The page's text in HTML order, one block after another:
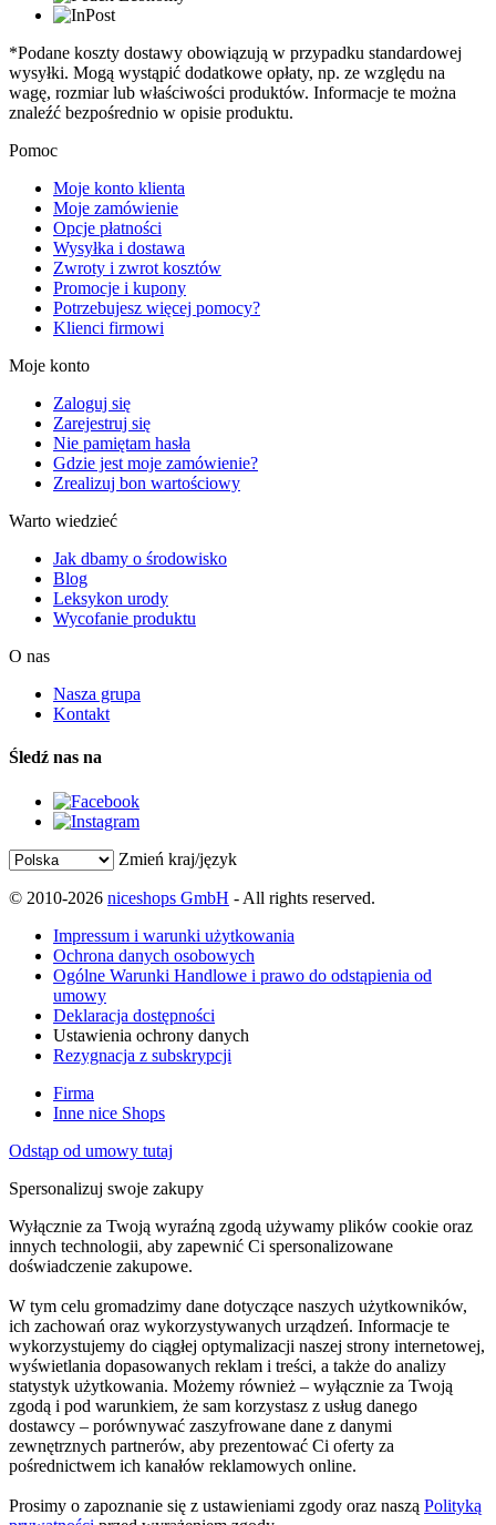
*Podane koszty dostawy obowiązują w przypadku standardowej
wysyłki. Mogą wystąpić dodatkowe opłaty, np. ze względu na
wagę, rozmiar lub właściwości produktów. Informacje te można
znaleźć bezpośrednio w opisie produktu.
Pomoc
Moje konto klienta
Moje zamówienie
Opcje płatności
Wysyłka i dostawa
Zwroty i zwrot kosztów
Promocje i kupony
Potrzebujesz więcej pomocy?
Klienci firmowi
Moje konto
Zaloguj się
Zarejestruj się
Nie pamiętam hasła
Gdzie jest moje zamówienie?
Zrealizuj bon wartościowy
Warto wiedzieć
Jak dbamy o środowisko
Blog
Leksykon urody
Wycofanie produktu
O nas
Nasza grupa
Kontakt
Śledź nas na
Zmień kraj/język
© 2010-2026 niceshops GmbH - All rights reserved.
Impressum i warunki użytkowania
Ochrona danych osobowych
Ogólne Warunki Handlowe i prawo do odstąpienia od
umowy
Deklaracja dostępności
Ustawienia ochrony danych
Rezygnacja z subskrypcji
Firma
Inne nice Shops
Odstąp od umowy tutaj
Spersonalizuj swoje zakupy
Wyłącznie za Twoją wyraźną zgodą używamy plików cookie oraz
innych technologii, aby zapewnić Ci spersonalizowane
doświadczenie zakupowe.
W tym celu gromadzimy dane dotyczące naszych użytkowników,
ich zachowań oraz wykorzystywanych urządzeń. Informacje te
wykorzystujemy do ciągłej optymalizacji naszej strony internetowej,
wyświetlania dopasowanych reklam i treści, a także do analizy
statystyk użytkowania. Możemy również – wyłącznie za Twoją
zgodą i pod warunkiem, że sam korzystasz z usług danego
dostawcy – porównywać zaszyfrowane dane z danymi
zewnętrznych partnerów, aby prezentować Ci oferty za
pośrednictwem ich kanałów reklamowych online.
Prosimy o zapoznanie się z ustawieniami zgody oraz naszą Polityką